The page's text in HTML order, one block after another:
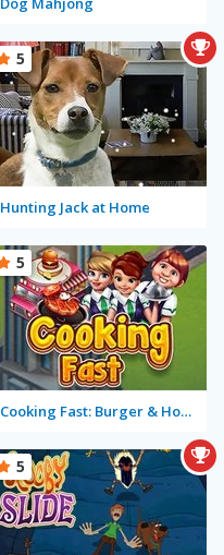
Hunting Jack at Home
5
Cooking Fast: Burger & Hotdog
5
5